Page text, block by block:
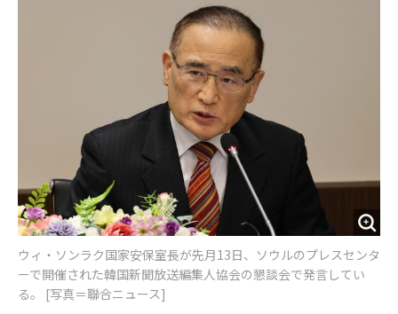
ウィ・ソンラク国家安保室長が先月13日、ソウルのプレスセンタ
ーで開催された韓国新聞放送編集人協会の懇談会で発言してい
る。 [写真＝聯合ニュース]